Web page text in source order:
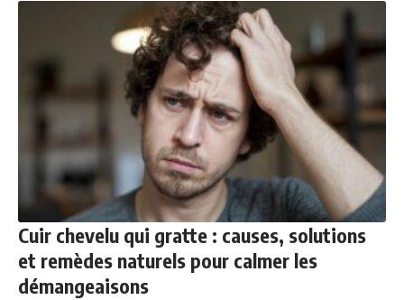
Cuir chevelu qui gratte : causes, solutions
et remèdes naturels pour calmer les
démangeaisons